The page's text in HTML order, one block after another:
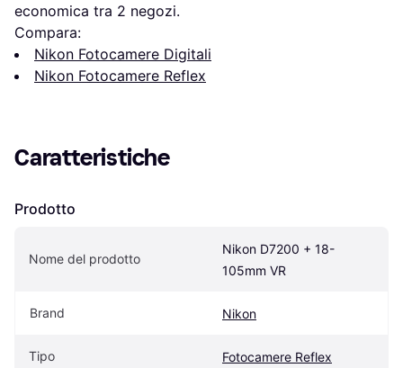
economica tra 2 negozi.
Compara:
Nikon Fotocamere Digitali
Nikon Fotocamere Reflex
Caratteristiche
Prodotto
Nome del prodotto
Nikon D7200 + 18-
105mm VR
Brand Nikon
Tipo Fotocamere Reflex